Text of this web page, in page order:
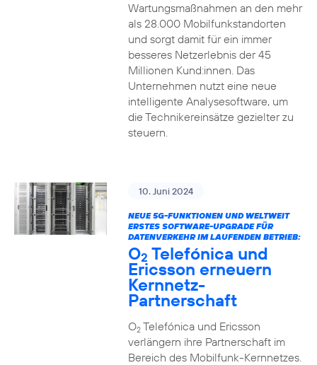
Wartungsmaßnahmen an den mehr
als 28.000 Mobilfunkstandorten
und sorgt damit für ein immer
besseres Netzerlebnis der 45
Millionen Kund:innen. Das
Unternehmen nutzt eine neue
intelligente Analysesoftware, um
die Technikereinsätze gezielter zu
steuern.
10. Juni 2024
NEUE 5G-FUNKTIONEN UND WELTWEIT
ERSTES SOFTWARE-UPGRADE FÜR
DATENVERKEHR IM LAUFENDEN BETRIEB:
O2 Telefónica und
Ericsson erneuern
Kernnetz-
Partnerschaft
O2Telefónica und Ericsson
verlängern ihre Partnerschaft im
Bereich des Mobilfunk-Kernnetzes.